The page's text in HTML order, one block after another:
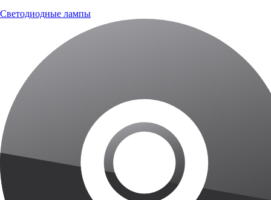
Светодиодные лампы